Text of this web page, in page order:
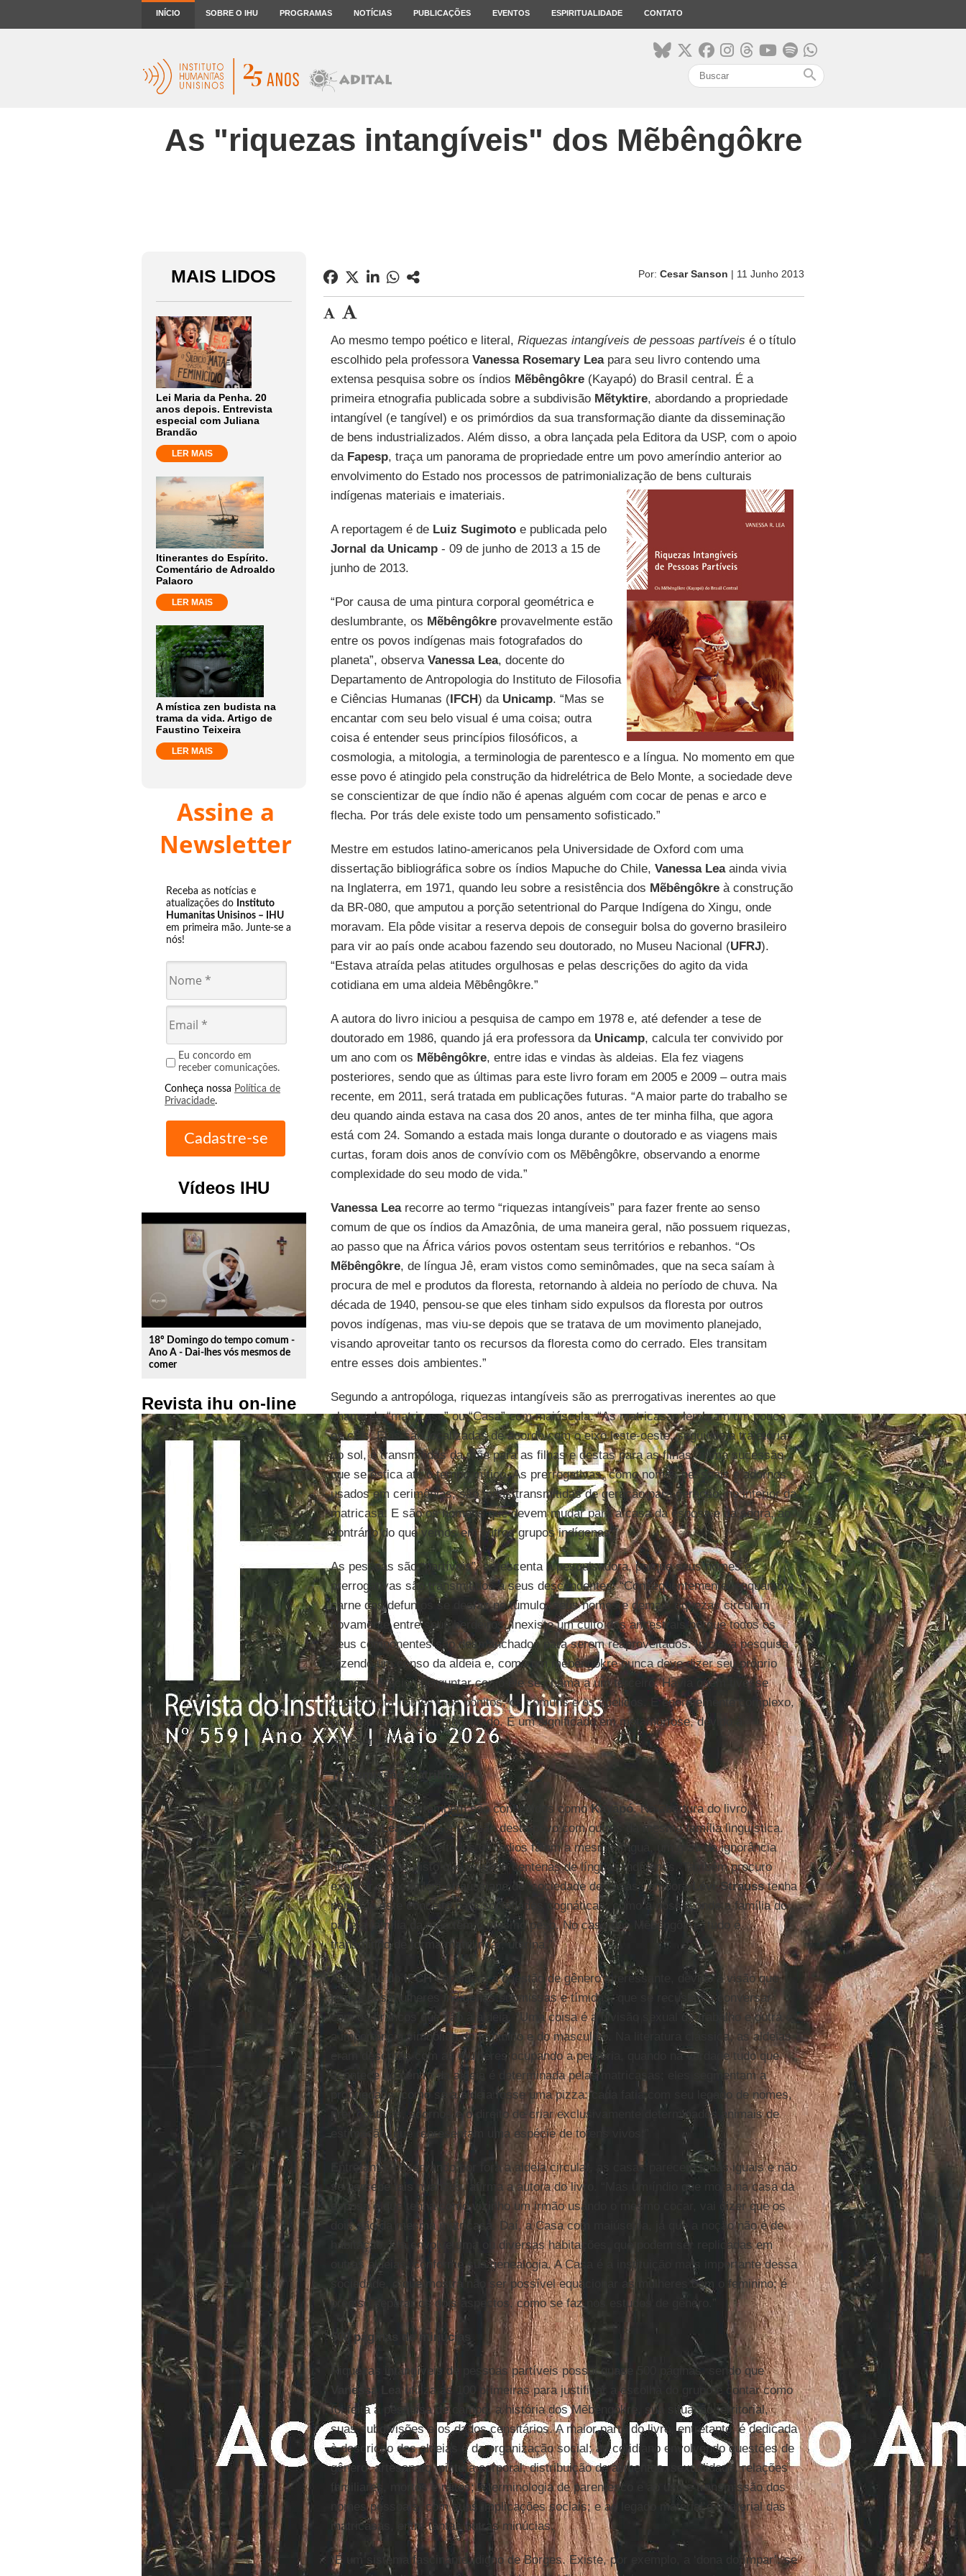
INÍCIO SOBRE O IHU PROGRAMAS NOTÍCIAS PUBLICAÇÕES EVENTOS ESPIRITUALIDADE CONTATO
search
As "riquezas intangíveis" dos Mẽbêngôkre
MAIS LIDOS
Lei Maria da Penha. 20
anos depois. Entrevista
especial com Juliana
Brandão
LER MAIS
Itinerantes do Espírito.
Comentário de Adroaldo
Palaoro
LER MAIS
A mística zen budista na
trama da vida. Artigo de
Faustino Teixeira
LER MAIS
Assine a
Newsletter
Receba as notícias e
atualizações do Instituto
Humanitas Unisinos – IHU
em primeira mão. Junte-se a
nós!
Eu concordo em
receber comunicações.
Conheça nossa Política de
Privacidade.
Vídeos IHU
play_circle_outline
18º Domingo do tempo comum -
Ano A - Dai-lhes vós mesmos de
comer
Revista ihu on-line
Por: Cesar Sanson | 11 Junho 2013
Ao mesmo tempo poético e literal, Riquezas intangíveis de pessoas partíveis é o título
escolhido pela professora Vanessa Rosemary Leapara seu livro contendo uma
extensa pesquisa sobre os índios Mẽbêngôkre(Kayapó) do Brasil central. É a
primeira etnografia publicada sobre a subdivisão Mẽtyktire, abordando a propriedade
intangível (e tangível) e os primórdios da sua transformação diante da disseminação
de bens industrializados. Além disso, a obra lançada pela Editora da USP, com o apoio
da Fapesp, traça um panorama de propriedade entre um povo ameríndio anterior ao
envolvimento do Estado nos processos de patrimonialização de bens culturais
indígenas materiais e imateriais.
A reportagem é de Luiz Sugimotoe publicada pelo
Jornal da Unicamp- 09 de junho de 2013 a 15 de
junho de 2013.
“Por causa de uma pintura corporal geométrica e
deslumbrante, os Mẽbêngôkreprovavelmente estão
entre os povos indígenas mais fotografados do
planeta”, observa Vanessa Lea, docente do
Departamento de Antropologia do Instituto de Filosofia
e Ciências Humanas (IFCH) da Unicamp. “Mas se
encantar com seu belo visual é uma coisa; outra
coisa é entender seus princípios filosóficos, a
cosmologia, a mitologia, a terminologia de parentesco e a língua. No momento em que
esse povo é atingido pela construção da hidrelétrica de Belo Monte, a sociedade deve
se conscientizar de que índio não é apenas alguém com cocar de penas e arco e
flecha. Por trás dele existe todo um pensamento sofisticado.”
Mestre em estudos latino-americanos pela Universidade de Oxford com uma
dissertação bibliográfica sobre os índios Mapuche do Chile, Vanessa Leaainda vivia
na Inglaterra, em 1971, quando leu sobre a resistência dos Mẽbêngôkreà construção
da BR-080, que amputou a porção setentrional do Parque Indígena do Xingu, onde
moravam. Ela pôde visitar a reserva depois de conseguir bolsa do governo brasileiro
para vir ao país onde acabou fazendo seu doutorado, no Museu Nacional (UFRJ).
“Estava atraída pelas atitudes orgulhosas e pelas descrições do agito da vida
cotidiana em uma aldeia Mẽbêngôkre.”
A autora do livro iniciou a pesquisa de campo em 1978 e, até defender a tese de
doutorado em 1986, quando já era professora da Unicamp, calcula ter convivido por
um ano com os Mẽbêngôkre, entre idas e vindas às aldeias. Ela fez viagens
posteriores, sendo que as últimas para este livro foram em 2005 e 2009 – outra mais
recente, em 2011, será tratada em publicações futuras. “A maior parte do trabalho se
deu quando ainda estava na casa dos 20 anos, antes de ter minha filha, que agora
está com 24. Somando a estada mais longa durante o doutorado e as viagens mais
curtas, foram dois anos de convívio com os Mẽbêngôkre, observando a enorme
complexidade do seu modo de vida.”
Vanessa Learecorre ao termo “riquezas intangíveis” para fazer frente ao senso
comum de que os índios da Amazônia, de uma maneira geral, não possuem riquezas,
ao passo que na África vários povos ostentam seus territórios e rebanhos. “Os
Mẽbêngôkre, de língua Jê, eram vistos como seminômades, que na seca saíam à
procura de mel e produtos da floresta, retornando à aldeia no período de chuva. Na
década de 1940, pensou-se que eles tinham sido expulsos da floresta por outros
povos indígenas, mas viu-se depois que se tratava de um movimento planejado,
visando aproveitar tanto os recursos da floresta como do cerrado. Eles transitam
entre esses dois ambientes.”
Segundo a antropóloga, riquezas intangíveis são as prerrogativas inerentes ao que
chama de “matricasa” ou “Casa” com maiúscula. “As matricasas lembram um pouco
os clãs. Elas são localizadas de acordo com o eixo leste-oeste, seguindo a trajetória
do sol, e transmitidas da mãe para as filhas e destas para as filhas, numa sucessão
que se estica até o tempo mítico. As prerrogativas, como nomes pessoais e adornos
usados em cerimônias, são todas transmitidas de geração para geração, no interior da
matricasa. E são os homens que devem mudar para a casa da esposa e da sogra, ao
contrário do que vemos em outros grupos indígenas.”
As pessoas são “partíveis”, acrescenta a pesquisadora, porque seus nomes e
prerrogativas são transmitidos a seus descendentes. “Consequentemente, enquanto a
carne dos defuntos se desfaz no túmulo, seus nomes e demais riquezas circulam
novamente entre seus herdeiros. Inexiste um culto dos ancestrais porque todos os
seus componentes são desmanchados para serem reaproveitados. Iniciei a pesquisa
fazendo um censo da aldeia e, como um mẽbêngôkre nunca deve dizer seu próprio
nome, é preciso perguntar como ele se chama a um terceiro. Havia quem tivesse
quase trinta nomes – os bonitos, os comuns e os apelidos. É enormemente complexo,
pois todos possuem significado. É um significado em metamorfose, devido à
polissemia.”
Transmissão matrilinear
OsMẽbêngôkretambém são conhecidos comoKayapó. Na abertura do livro,
Vanessa Leaexplica a relação deste povo com outros da mesma família linguística.
“Há quem pense que todos os índios falam a mesma língua, um grau de ignorância
que me choca, visto que existem centenas de línguas indígenas. Também procuro
explicar a noção lévi-straussiana de ‘sociedade de casas’, emboraLévi-Strausstenha
pensado este conceito para sociedades cognáticas, como a nossa, onde a família do
pai e a família da mãe têm o mesmo peso. No caso dos Mẽbêngôkre, tudo é
transmitido de forma matrilinear, uterina.”
A docente do IFCHconsidera a questão de gênero interessante, devido à visão que
temos das mulheres indígenas submissas e tímidas, que se recusam a conversar
com os brancos que vão à aldeia. “Uma coisa é a divisão sexual do trabalho e outra é
a importância simbólica do feminino e do masculino. Na literatura clássica, as aldeias
eram descritas com as mulheres ocupando a periferia, quando na verdade tudo que
acontece no centro da aldeia é determinada pelas matricasas; eles segmentam a
propriedade, como se a aldeia fosse uma pizza: cada fatia com seu legado de nomes,
prerrogativas, adornos e o direito de criar exclusivamente determinados animais de
estimação, que representam uma espécie de totens vivos.”
Entretanto, observando por fora a aldeia circular, as casas parecem todas iguais e não
se percebe tais nuances, afirma a autora do livro. “Mas um índio que mora na casa da
esposa e que tenha como vizinho um irmão usando o mesmo cocar, vai dizer que os
dois são da mesma matricasa. Daí, a Casa com maiúscula, já que a noção não é de
habitação. Ela envolve uma ou diversas habitações, que podem ser replicadas em
outras aldeias, conforme sua genealogia. A Casa é a instituição mais importante dessa
sociedade, o que mostra não ser possível equacionar as mulheres com o feminino; é
preciso separar os dois aspectos, como se faz nos estudos de gênero.”
500 páginas de minúcias
Riquezas intangíveis de pessoas partíveis possui quase 500 páginas, sendo que
Vanessa Lea
utiliza as 100 primeiras para justificar a escolha do grupo e contar como
foi feita a pesquisa de campo, a história dos Mẽbêngôkre, sua situação territorial,
suas subdivisões e os dados censitários. A maior parte do livro, entretanto, é dedicada
à descrição das aldeias e da organização social; ao cotidiano envolvendo questões de
gênero, artesanato, pintura corporal, distribuição de alimentos, sexualidade, relações
familiares, mortos e mitos; à terminologia de parentesco e ao uso e transmissão dos
nomes pessoais, com suas implicações sociais; e ao legado material e imaterial das
matricasas, entre tantas outras minúcias.
“É um sistema fascinante, digno de Borges. Existe, por exemplo, a ‘dona do ímpar’: se